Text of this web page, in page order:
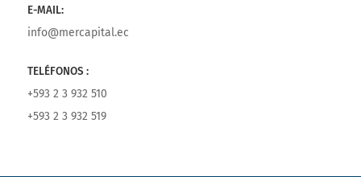
E-MAIL:
info@mercapital.ec
TELÉFONOS :
+593 2 3 932 510
+593 2 3 932 519